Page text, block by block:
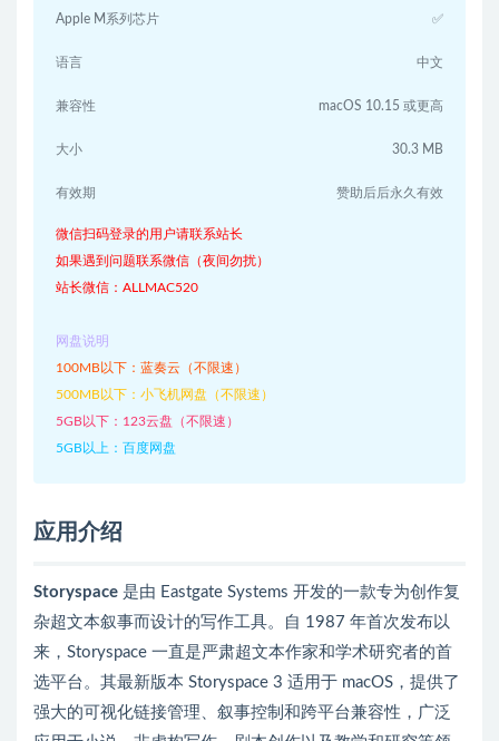
Apple M系列芯片 ✅
语言 中文
兼容性 macOS 10.15 或更高
大小 30.3 MB
有效期 赞助后后永久有效
微信扫码登录的用户请联系站长
如果遇到问题联系微信（夜间勿扰）
站长微信：ALLMAC520
网盘说明
100MB以下：蓝奏云（不限速）
500MB以下：小飞机网盘（不限速）
5GB以下：123云盘（不限速）
5GB以上：百度网盘
应用介绍
Storyspace 是由 Eastgate Systems 开发的一款专为创作复
杂超文本叙事而设计的写作工具。自 1987 年首次发布以
来，Storyspace 一直是严肃超文本作家和学术研究者的首
选平台。其最新版本 Storyspace 3 适用于 macOS，提供了
强大的可视化链接管理、叙事控制和跨平台兼容性，广泛